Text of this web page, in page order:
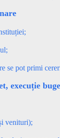
se pot primi
execuție
venituri);